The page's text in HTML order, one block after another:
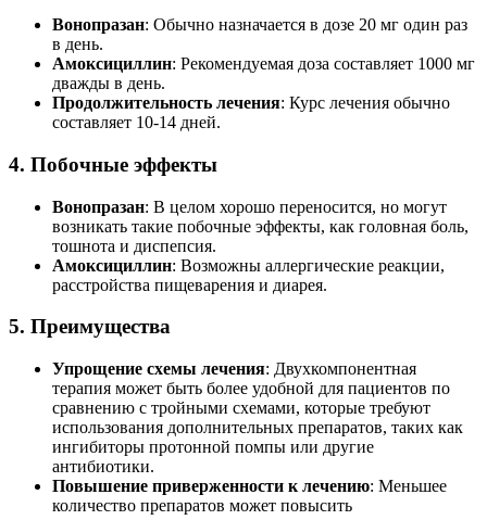
Вонопразан: Обычно назначается в дозе 20 мг один раз
в день.
Амоксициллин: Рекомендуемая доза составляет 1000 мг
дважды в день.
Продолжительность лечения: Курс лечения обычно
составляет 10-14 дней.
4. Побочные эффекты
Вонопразан: В целом хорошо переносится, но могут
возникать такие побочные эффекты, как головная боль,
тошнота и диспепсия.
Амоксициллин: Возможны аллергические реакции,
расстройства пищеварения и диарея.
5. Преимущества
Упрощение схемы лечения: Двухкомпонентная
терапия может быть более удобной для пациентов по
сравнению с тройными схемами, которые требуют
использования дополнительных препаратов, таких как
ингибиторы протонной помпы или другие
антибиотики.
Повышение приверженности к лечению: Меньшее
количество препаратов может повысить